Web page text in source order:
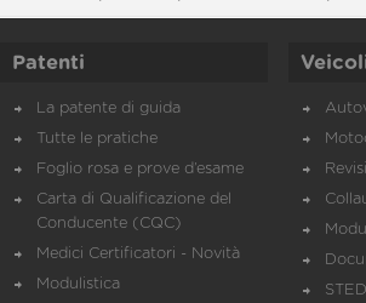
Patenti
La patente di guida
Tutte le pratiche
Foglio rosa e prove d’esame
Carta di Qualificazione del
Conducente (CQC)
Medici Certificatori - Novità
Modulistica
STED